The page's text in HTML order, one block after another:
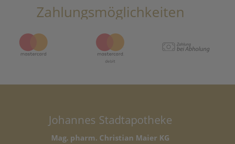
Zahlungsmöglichkeiten
Johannes Stadtapotheke
Mag. pharm. Christian Maier KG